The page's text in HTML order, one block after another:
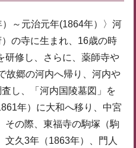
～元治元年(1864年）〉河
の寺に生まれ、16歳の時
研修し、さらに、薬師寺や
故郷の河内へ帰り、河内や
し、「河内国陵墓図」を
年）に大和へ移り、中宮
その際、東福寺の駒塚（駒
文久3年（1863年）、門人